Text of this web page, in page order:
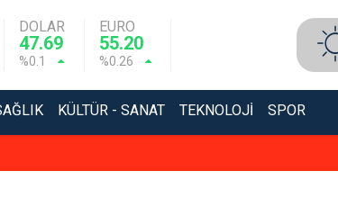
DOLAR
47.69
%0.1
EURO
55.20
%0.26
KÜLTÜR - SANAT TEKNOLOJI SPOR